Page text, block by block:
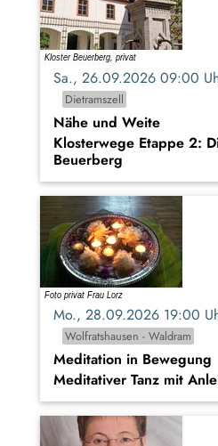
Sa., 26.09.2026 09:00
Dietramszell
Nähe und Weite
Klosterwege Etappe 2:
Beuerberg
Mo., 28.09.2026 19:00
Wolfratshausen - Waldram
Meditation in Bewegung
Meditativer Tanz mit